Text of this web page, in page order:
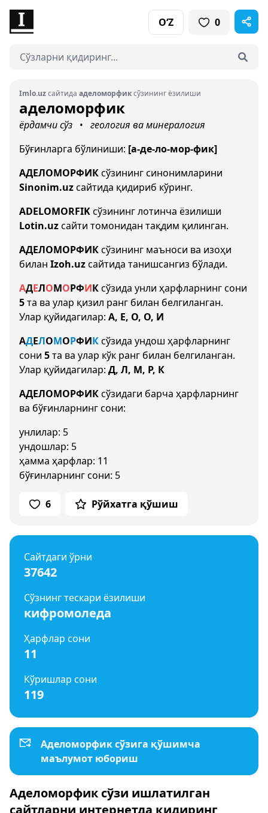
O‘Z 0
Imlo.uzсайтида аделоморфиксўзининг ёзилиши
аделоморфик
ёрдамчи сўз •
геология ва минералогия
Бўғинларга бўлиниши: [а-де-ло-мор-фик]
АДЕЛОМОРФИКсўзининг синонимларини
Sinonim.uzсайтида қидириб кўринг.
ADELOMORFIKсўзининг лотинча ёзилиши
Lotin.uzсайти томонидан тақдим қилинган.
АДЕЛОМОРФИКсўзининг маъноси ва изоҳи
билан Izoh.uzсайтида танишсангиз бўлади.
АДЕЛОМОРФИКсўзида унли ҳарфларнинг сони
5та ва улар қизил ранг билан белгиланган.
Улар қуйидагилар: А, Е, О, О, И
АДЕЛОМОРФИКсўзида ундош ҳарфларнинг
сони 5та ва улар кўк ранг билан белгиланган.
Улар қуйидагилар: Д, Л, М, Р, К
АДЕЛОМОРФИКсўзидаги барча ҳарфларнинг
ва бўғинларнинг сони:
унлилар: 5
ундошлар: 5
ҳамма ҳарфлар: 11
бўғинларнинг сони: 5
6 Рўйхатга қўшиш
Сайтдаги ўрни
37642
Сўзнинг тескари ёзилиши
кифромоледа
Ҳарфлар сони
11
Кўришлар сони
119
Аделоморфик сўзига қўшимча
маълумот юбориш
Аделоморфик сўзи ишлатилган
сайтларни интернетда қидиринг